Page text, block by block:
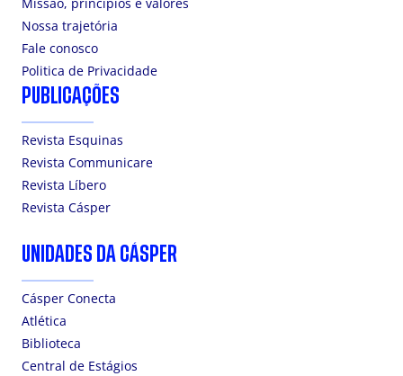
Missão, princípios e valores
Nossa trajetória
Fale conosco
Politica de Privacidade
PUBLICAÇÕES
Revista Esquinas
Revista Communicare
Revista Líbero
Revista Cásper
UNIDADES DA CÁSPER
Cásper Conecta
Atlética
Biblioteca
Central de Estágios